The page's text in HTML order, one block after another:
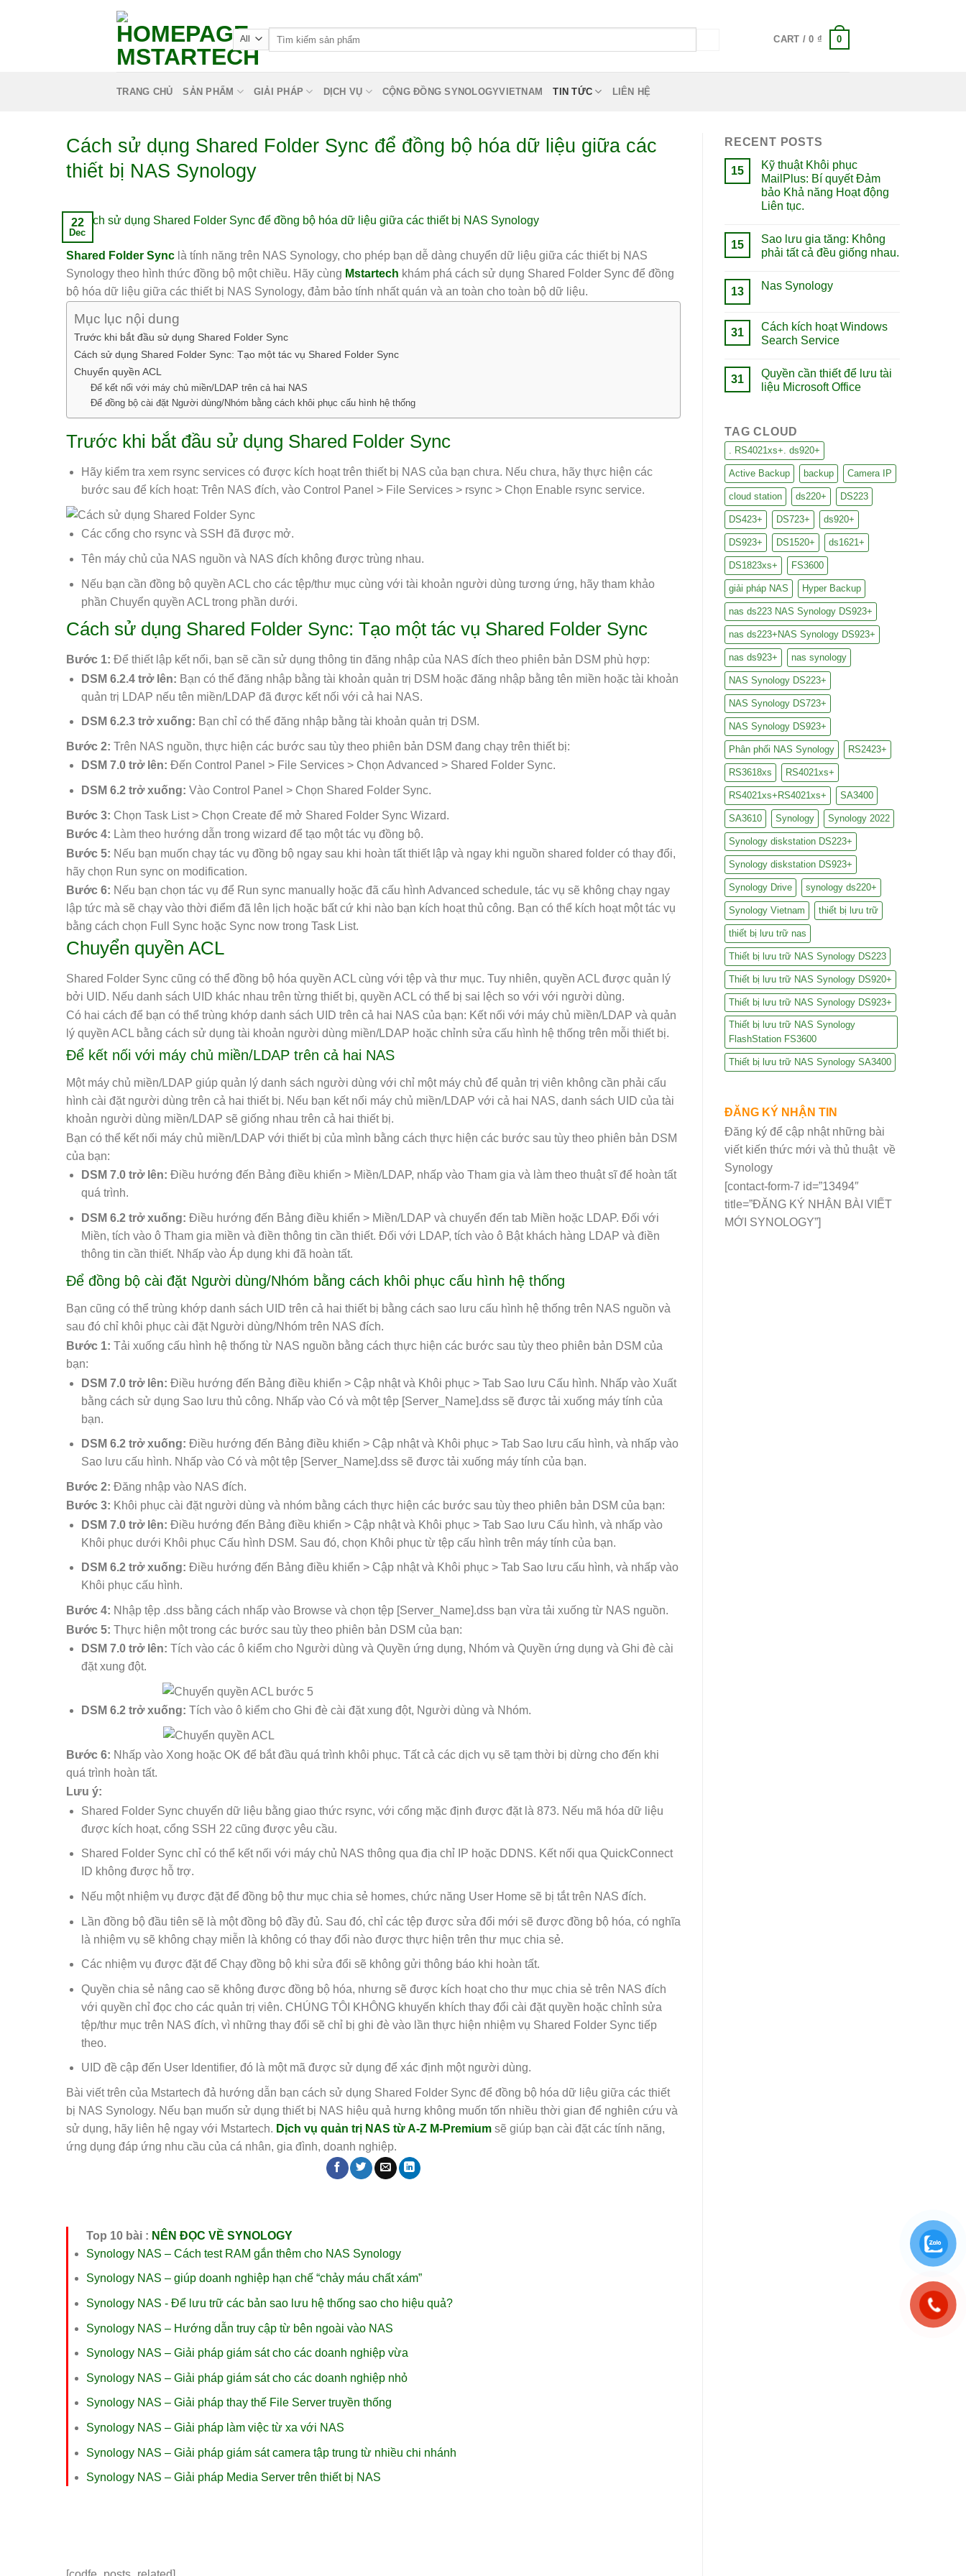
CART /0 ₫ 0
TRANG CHỦ SẢN PHẨM GIẢI PHÁP DỊCH VỤ CỘNG ĐỒNG SYNOLOGYVIETNAM TIN TỨC LIÊN HỆ
Cách sử dụng Shared Folder Sync để đồng bộ hóa dữ liệu giữa các
thiết bị NAS Synology
22
Dec
Shared Folder Sync là tính năng trên NAS Synology, cho phép bạn dễ dàng chuyển dữ liệu giữa các thiết bị NAS
Synology theo hình thức đồng bộ một chiều. Hãy cùng Mstartech khám phá cách sử dụng Shared Folder Sync để đồng
bộ hóa dữ liệu giữa các thiết bị NAS Synology, đảm bảo tính nhất quán và an toàn cho toàn bộ dữ liệu.
Mục lục nội dung
Trước khi bắt đầu sử dụng Shared Folder Sync
Cách sử dụng Shared Folder Sync: Tạo một tác vụ Shared Folder Sync
Chuyển quyền ACL
Để kết nối với máy chủ miền/LDAP trên cả hai NAS
Để đồng bộ cài đặt Người dùng/Nhóm bằng cách khôi phục cấu hình hệ thống
Trước khi bắt đầu sử dụng Shared Folder Sync
Hãy kiểm tra xem rsync services có được kích hoạt trên thiết bị NAS của bạn chưa. Nếu chưa, hãy thực hiện các
bước sau để kích hoạt: Trên NAS đích, vào Control Panel > File Services > rsync > Chọn Enable rsync service.
Các cổng cho rsync và SSH đã được mở.
Tên máy chủ của NAS nguồn và NAS đích không được trùng nhau.
Nếu bạn cần đồng bộ quyền ACL cho các tệp/thư mục cùng với tài khoản người dùng tương ứng, hãy tham khảo
phần Chuyển quyền ACL trong phần dưới.
Cách sử dụng Shared Folder Sync: Tạo một tác vụ Shared Folder Sync
Bước 1: Để thiết lập kết nối, bạn sẽ cần sử dụng thông tin đăng nhập của NAS đích theo phiên bản DSM phù hợp:
DSM 6.2.4 trở lên: Bạn có thể đăng nhập bằng tài khoản quản trị DSM hoặc đăng nhập bằng tên miền hoặc tài khoản
quản trị LDAP nếu tên miền/LDAP đã được kết nối với cả hai NAS.
DSM 6.2.3 trở xuống: Bạn chỉ có thể đăng nhập bằng tài khoản quản trị DSM.
Bước 2: Trên NAS nguồn, thực hiện các bước sau tùy theo phiên bản DSM đang chạy trên thiết bị:
DSM 7.0 trở lên: Đến Control Panel > File Services > Chọn Advanced > Shared Folder Sync.
DSM 6.2 trở xuống: Vào Control Panel > Chọn Shared Folder Sync.
Bước 3: Chọn Task List > Chọn Create để mở Shared Folder Sync Wizard.
Bước 4: Làm theo hướng dẫn trong wizard để tạo một tác vụ đồng bộ.
Bước 5: Nếu bạn muốn chạy tác vụ đồng bộ ngay sau khi hoàn tất thiết lập và ngay khi nguồn shared folder có thay đổi,
hãy chọn Run sync on modification.
Bước 6: Nếu bạn chọn tác vụ để Run sync manually hoặc đã cấu hình Advanced schedule, tác vụ sẽ không chạy ngay
lập tức mà sẽ chạy vào thời điểm đã lên lịch hoặc bất cứ khi nào bạn kích hoạt thủ công. Bạn có thể kích hoạt một tác vụ
bằng cách chọn Full Sync hoặc Sync now trong Task List.
Chuyển quyền ACL
Shared Folder Sync cũng có thể đồng bộ hóa quyền ACL cùng với tệp và thư mục. Tuy nhiên, quyền ACL được quản lý
bởi UID. Nếu danh sách UID khác nhau trên từng thiết bị, quyền ACL có thể bị sai lệch so với với người dùng.
Có hai cách để bạn có thể trùng khớp danh sách UID trên cả hai NAS của bạn: Kết nối với máy chủ miền/LDAP và quản
lý quyền ACL bằng cách sử dụng tài khoản người dùng miền/LDAP hoặc chỉnh sửa cấu hình hệ thống trên mỗi thiết bị.
Để kết nối với máy chủ miền/LDAP trên cả hai NAS
Một máy chủ miền/LDAP giúp quản lý danh sách người dùng với chỉ một máy chủ để quản trị viên không cần phải cấu
hình cài đặt người dùng trên cả hai thiết bị. Nếu bạn kết nối máy chủ miền/LDAP với cả hai NAS, danh sách UID của tài
khoản người dùng miền/LDAP sẽ giống nhau trên cả hai thiết bị.
Bạn có thể kết nối máy chủ miền/LDAP với thiết bị của mình bằng cách thực hiện các bước sau tùy theo phiên bản DSM
của bạn:
DSM 7.0 trở lên: Điều hướng đến Bảng điều khiển > Miền/LDAP, nhấp vào Tham gia và làm theo thuật sĩ để hoàn tất
quá trình.
DSM 6.2 trở xuống: Điều hướng đến Bảng điều khiển > Miền/LDAP và chuyển đến tab Miền hoặc LDAP. Đối với
Miền, tích vào ô Tham gia miền và điền thông tin cần thiết. Đối với LDAP, tích vào ô Bật khách hàng LDAP và điền
thông tin cần thiết. Nhấp vào Áp dụng khi đã hoàn tất.
Để đồng bộ cài đặt Người dùng/Nhóm bằng cách khôi phục cấu hình hệ thống
Bạn cũng có thể trùng khớp danh sách UID trên cả hai thiết bị bằng cách sao lưu cấu hình hệ thống trên NAS nguồn và
sau đó chỉ khôi phục cài đặt Người dùng/Nhóm trên NAS đích.
Bước 1: Tải xuống cấu hình hệ thống từ NAS nguồn bằng cách thực hiện các bước sau tùy theo phiên bản DSM của
bạn:
DSM 7.0 trở lên: Điều hướng đến Bảng điều khiển > Cập nhật và Khôi phục > Tab Sao lưu Cấu hình. Nhấp vào Xuất
bằng cách sử dụng Sao lưu thủ công. Nhấp vào Có và một tệp [Server_Name].dss sẽ được tải xuống máy tính của
bạn.
DSM 6.2 trở xuống: Điều hướng đến Bảng điều khiển > Cập nhật và Khôi phục > Tab Sao lưu cấu hình, và nhấp vào
Sao lưu cấu hình. Nhấp vào Có và một tệp [Server_Name].dss sẽ được tải xuống máy tính của bạn.
Bước 2: Đăng nhập vào NAS đích.
Bước 3: Khôi phục cài đặt người dùng và nhóm bằng cách thực hiện các bước sau tùy theo phiên bản DSM của bạn:
DSM 7.0 trở lên: Điều hướng đến Bảng điều khiển > Cập nhật và Khôi phục > Tab Sao lưu Cấu hình, và nhấp vào
Khôi phục dưới Khôi phục Cấu hình DSM. Sau đó, chọn Khôi phục từ tệp cấu hình trên máy tính của bạn.
DSM 6.2 trở xuống: Điều hướng đến Bảng điều khiển > Cập nhật và Khôi phục > Tab Sao lưu cấu hình, và nhấp vào
Khôi phục cấu hình.
Bước 4: Nhập tệp .dss bằng cách nhấp vào Browse và chọn tệp [Server_Name].dss bạn vừa tải xuống từ NAS nguồn.
Bước 5: Thực hiện một trong các bước sau tùy theo phiên bản DSM của bạn:
DSM 7.0 trở lên: Tích vào các ô kiểm cho Người dùng và Quyền ứng dụng, Nhóm và Quyền ứng dụng và Ghi đè cài
đặt xung đột.
DSM 6.2 trở xuống: Tích vào ô kiểm cho Ghi đè cài đặt xung đột, Người dùng và Nhóm.
Bước 6: Nhấp vào Xong hoặc OK để bắt đầu quá trình khôi phục. Tất cả các dịch vụ sẽ tạm thời bị dừng cho đến khi
quá trình hoàn tất.
Lưu ý:
Shared Folder Sync chuyển dữ liệu bằng giao thức rsync, với cổng mặc định được đặt là 873. Nếu mã hóa dữ liệu
được kích hoạt, cổng SSH 22 cũng được yêu cầu.
Shared Folder Sync chỉ có thể kết nối với máy chủ NAS thông qua địa chỉ IP hoặc DDNS. Kết nối qua QuickConnect
ID không được hỗ trợ.
Nếu một nhiệm vụ được đặt để đồng bộ thư mục chia sẻ homes, chức năng User Home sẽ bị tắt trên NAS đích.
Lần đồng bộ đầu tiên sẽ là một đồng bộ đầy đủ. Sau đó, chỉ các tệp được sửa đổi mới sẽ được đồng bộ hóa, có nghĩa
là nhiệm vụ sẽ không chạy miễn là không có thay đổi nào được thực hiện trên thư mục chia sẻ.
Các nhiệm vụ được đặt để Chạy đồng bộ khi sửa đổi sẽ không gửi thông báo khi hoàn tất.
Quyền chia sẻ nâng cao sẽ không được đồng bộ hóa, nhưng sẽ được kích hoạt cho thư mục chia sẻ trên NAS đích
với quyền chỉ đọc cho các quản trị viên. CHÚNG TÔI KHÔNG khuyến khích thay đổi cài đặt quyền hoặc chỉnh sửa
tệp/thư mục trên NAS đích, vì những thay đổi sẽ chỉ bị ghi đè vào lần thực hiện nhiệm vụ Shared Folder Sync tiếp
theo.
UID đề cập đến User Identifier, đó là một mã được sử dụng để xác định một người dùng.
Bài viết trên của Mstartech đả hướng dẫn bạn cách sử dụng Shared Folder Sync để đồng bộ hóa dữ liệu giữa các thiết
bị NAS Synology. Nếu bạn muốn sử dụng thiết bị NAS hiệu quả hưng không muốn tốn nhiều thời gian để nghiên cứu và
sử dụng, hãy liên hệ ngay với Mstartech. Dịch vụ quản trị NAS từ A-Z M-Premium sẽ giúp bạn cài đặt các tính năng,
ứng dụng đáp ứng nhu cầu của cá nhân, gia đình, doanh nghiệp.
Top 10 bài : NÊN ĐỌC VỀ SYNOLOGY
Synology NAS – Cách test RAM gắn thêm cho NAS Synology
Synology NAS – giúp doanh nghiệp hạn chế “chảy máu chất xám”
Synology NAS - Để lưu trữ các bản sao lưu hệ thống sao cho hiệu quả?
Synology NAS – Hướng dẫn truy cập từ bên ngoài vào NAS
Synology NAS – Giải pháp giám sát cho các doanh nghiệp vừa
Synology NAS – Giải pháp giám sát cho các doanh nghiệp nhỏ
Synology NAS – Giải pháp thay thế File Server truyền thống
Synology NAS – Giải pháp làm việc từ xa với NAS
Synology NAS – Giải pháp giám sát camera tập trung từ nhiều chi nhánh
Synology NAS – Giải pháp Media Server trên thiết bị NAS
RECENT POSTS
15
Kỹ thuật Khôi phục
MailPlus: Bí quyết Đảm
bảo Khả năng Hoạt động
Liên tục.
15
Sao lưu gia tăng: Không
phải tất cả đều giống nhau.
13 Nas Synology
31
Cách kích hoạt Windows
Search Service
31
Quyền cần thiết để lưu tài
liệu Microsoft Office
TAG CLOUD
. RS4021xs+. ds920+
Active Backup backup Camera IP
cloud station ds220+ DS223
DS423+ DS723+ ds920+
DS923+ DS1520+ ds1621+
DS1823xs+ FS3600
giải pháp NAS Hyper Backup
nas ds223 NAS Synology DS923+
nas ds223+NAS Synology DS923+
nas ds923+ nas synology
NAS Synology DS223+
NAS Synology DS723+
NAS Synology DS923+
Phân phối NAS Synology RS2423+
RS3618xs RS4021xs+
RS4021xs+RS4021xs+ SA3400
SA3610 Synology Synology 2022
Synology diskstation DS223+
Synology diskstation DS923+
Synology Drive synology ds220+
Synology Vietnam thiết bị lưu trữ
thiết bị lưu trữ nas
Thiết bị lưu trữ NAS Synology DS223
Thiết bị lưu trữ NAS Synology DS920+
Thiết bị lưu trữ NAS Synology DS923+
Thiết bị lưu trữ NAS Synology
FlashStation FS3600
Thiết bị lưu trữ NAS Synology SA3400
ĐĂNG KÝ NHẬN TIN
Đăng ký để cập nhật những bài
viết kiến thức mới và thủ thuật về
Synology
[contact-form-7 id=”13494″
title=”ĐĂNG KÝ NHẬN BÀI VIẾT
MỚI SYNOLOGY”]